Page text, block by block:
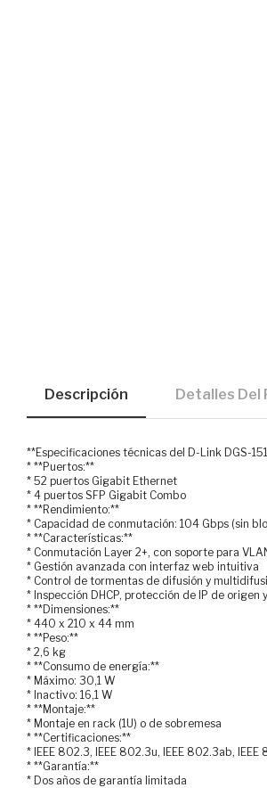
Descripción Detalles Del
**Especificaciones técnicas del D-Link DGS-
* **Puertos:**
* 52 puertos Gigabit Ethernet
* 4 puertos SFP Gigabit Combo
* **Rendimiento:**
* Capacidad de conmutación: 104 Gbps (sin
* **Características:**
* Conmutación Layer 2+, con soporte para
* Gestión avanzada con interfaz web intuitiva
* Control de tormentas de difusión y
* Inspección DHCP, protección de IP de origen
* **Dimensiones:**
* 440 x 210 x 44 mm
* **Peso:**
* 2,6 kg
* **Consumo de energía:**
* Máximo: 30,1 W
* Inactivo: 16,1 W
* **Montaje:**
* Montaje en rack (1U) o de sobremesa
* **Certificaciones:**
* IEEE 802.3, IEEE 802.3u, IEEE 802.3ab,
* **Garantía:**
* Dos años de garantía limitada